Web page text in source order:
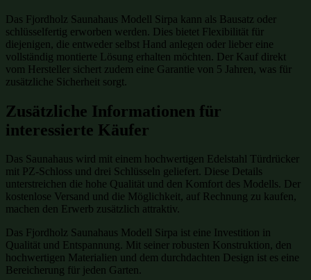
Das Fjordholz Saunahaus Modell Sirpa kann als Bausatz oder
schlüsselfertig erworben werden. Dies bietet Flexibilität für
diejenigen, die entweder selbst Hand anlegen oder lieber eine
vollständig montierte Lösung erhalten möchten. Der Kauf direkt
vom Hersteller sichert zudem eine Garantie von 5 Jahren, was für
zusätzliche Sicherheit sorgt.
Zusätzliche Informationen für
interessierte Käufer
Das Saunahaus wird mit einem hochwertigen Edelstahl Türdrücker
mit PZ-Schloss und drei Schlüsseln geliefert. Diese Details
unterstreichen die hohe Qualität und den Komfort des Modells. Der
kostenlose Versand und die Möglichkeit, auf Rechnung zu kaufen,
machen den Erwerb zusätzlich attraktiv.
Das Fjordholz Saunahaus Modell Sirpa ist eine Investition in
Qualität und Entspannung. Mit seiner robusten Konstruktion, den
hochwertigen Materialien und dem durchdachten Design ist es eine
Bereicherung für jeden Garten.